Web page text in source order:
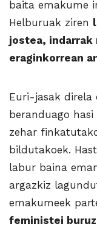
baita emakume
Helburuak ziren
jostea,
eraginkorrean
Euri-jasak direla
beranduago
zehar
bildutakoek.
labur baina
argazkiz
emakumeek
feministei